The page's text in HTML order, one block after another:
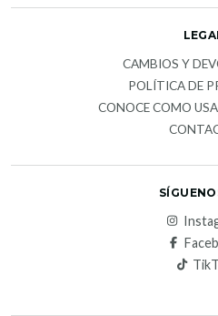
CAMBIOS Y
POLÍTICA DE
CONOCE COMO